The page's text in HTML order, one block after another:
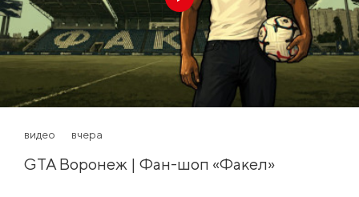
видео вчера
GTA Воронеж | Фан-шоп «Факел»